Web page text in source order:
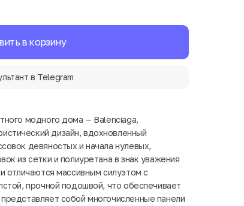
в корзину
в Telegram
модного дома — Balenciaga,
дизайн, вдохновленный
девяностых и начала нулевых,
из сетки и полиуретана в знак уважения
отличаются массивным силуэтом с
прочной подошвой, что обеспечивает
собой многочисленные панели